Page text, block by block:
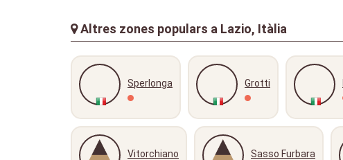
Altres zones populars a Lazio, Itàlia
Sperlonga Grotti
Vitorchiano Sasso Furbara